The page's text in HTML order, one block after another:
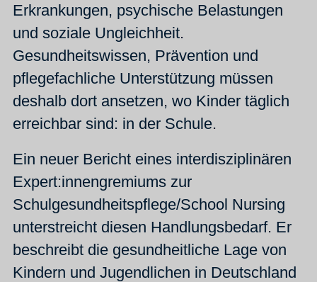
Erkrankungen, psychische Belastungen
und soziale Ungleichheit.
Gesundheitswissen, Prävention und
pflegefachliche Unterstützung müssen
deshalb dort ansetzen, wo Kinder täglich
erreichbar sind: in der Schule.
Ein neuer Bericht eines interdisziplinären
Expert:innengremiums zur
Schulgesundheitspflege/School Nursing
unterstreicht diesen Handlungsbedarf. Er
beschreibt die gesundheitliche Lage von
Kindern und Jugendlichen in Deutschland